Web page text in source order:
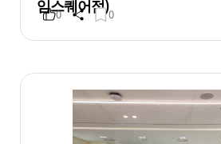
임스퀘어점)
0 0